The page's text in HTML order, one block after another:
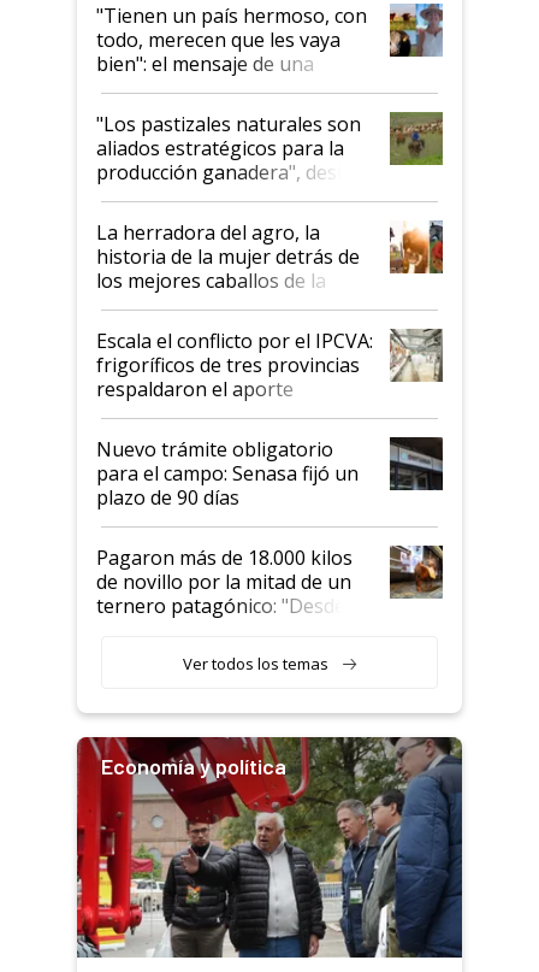
"Tienen un país hermoso, con
todo, merecen que les vaya
bien": el mensaje de una
ganadera uruguaya sobre las
oportunidades que se abren
para el agro en Argentina, con
foco en la carne
"Los pastizales naturales son
aliados estratégicos para la
producción ganadera", destaca
la iniciativa que ya reúne a 46
establecimientos en Argentina
La herradora del agro, la
historia de la mujer detrás de
los mejores caballos de la
Argentina y los mitos que
todavía hacen sufrir a estos
animales: "Mientras me
descalificaban, yo seguí
haciendo currículum"
Escala el conflicto por el IPCVA:
frigoríficos de tres provincias
respaldaron el aporte
obligatorio
Nuevo trámite obligatorio
para el campo: Senasa fijó un
plazo de 90 días
Pagaron más de 18.000 kilos
de novillo por la mitad de un
ternero patagónico: "Desde
llamar la atención"
Ver todos los temas
Economía y política